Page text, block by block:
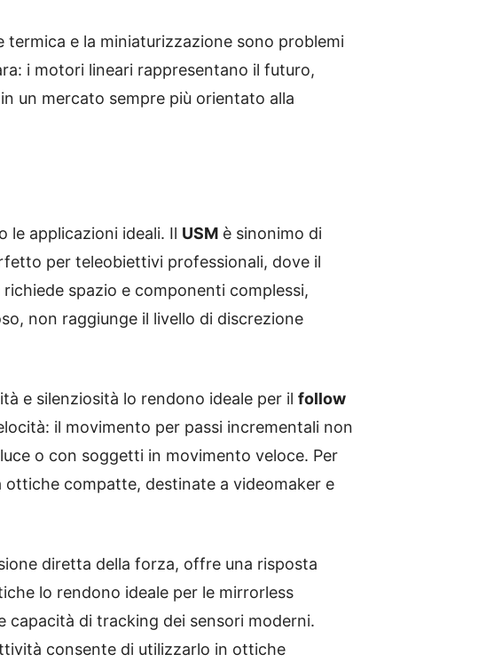
e la miniaturizzazione sono problemi
i motori lineari rappresentano il futuro,
un mercato sempre più orientato alla
le applicazioni ideali. Il USM è sinonimo di
per teleobiettivi professionali, dove il
spazio e componenti complessi,
non raggiunge il livello di discrezione
e silenziosità lo rendono ideale per il follow
il movimento per passi incrementali non
o con soggetti in movimento veloce. Per
compatte, destinate a videomaker e
diretta della forza, offre una risposta
lo rendono ideale per le mirrorless
capacità di tracking dei sensori moderni.
consente di utilizzarlo in ottiche